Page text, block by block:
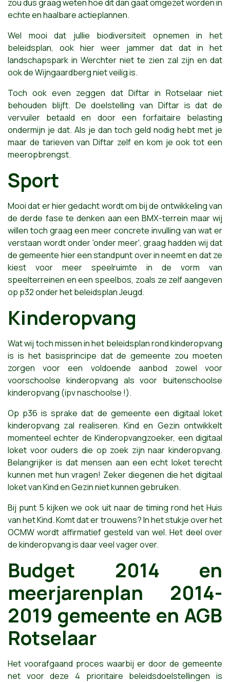
zou dus graag weten hoe dit dan gaat omgezet worden in
echte en haalbare actieplannen.
Wel mooi dat jullie biodiversiteit opnemen in het
beleidsplan, ook hier weer jammer dat dat in het
landschapspark in Werchter niet te zien zal zijn en dat
ook de Wijngaardberg niet veilig is.
Toch ook even zeggen dat Diftar in Rotselaar niet
behouden blijft. De doelstelling van Diftar is dat de
vervuiler betaald en door een forfaitaire belasting
ondermijn je dat. Als je dan toch geld nodig hebt met je
maar de tarieven van Diftar zelf en kom je ook tot een
meeropbrengst.
Sport
Mooi dat er hier gedacht wordt om bij de ontwikkeling van
de derde fase te denken aan een BMX-terrein maar wij
willen toch graag een meer concrete invulling van wat er
verstaan wordt onder 'onder meer', graag hadden wij dat
de gemeente hier een standpunt over in neemt en dat ze
kiest voor meer speelruimte in de vorm van
speelterreinen en een speelbos, zoals ze zelf aangeven
op p32 onder het beleidsplan Jeugd.
Kinderopvang
Wat wij toch missen in het beleidsplan rond kinderopvang
is is het basisprincipe dat de gemeente zou moeten
zorgen voor een voldoende aanbod zowel voor
voorschoolse kinderopvang als voor buitenschoolse
kinderopvang (ipv naschoolse !).
Op p36 is sprake dat de gemeente een digitaal loket
kinderopvang zal realiseren. Kind en Gezin ontwikkelt
momenteel echter de Kinderopvangzoeker, een digitaal
loket voor ouders die op zoek zijn naar kinderopvang.
Belangrijker is dat mensen aan een echt loket terecht
kunnen met hun vragen! Zeker diegenen die het digitaal
loket van Kind en Gezin niet kunnen gebruiken.
Bij punt 5 kijken we ook uit naar de timing rond het Huis
van het Kind. Komt dat er trouwens? In het stukje over het
OCMW wordt affirmatief gesteld van wel. Het deel over
de kinderopvang is daar veel vager over.
Budget 2014 en
meerjarenplan 2014-
2019 gemeente en AGB
Rotselaar
Het voorafgaand proces waarbij er door de gemeente
net voor deze 4 prioritaire beleidsdoelstellingen is